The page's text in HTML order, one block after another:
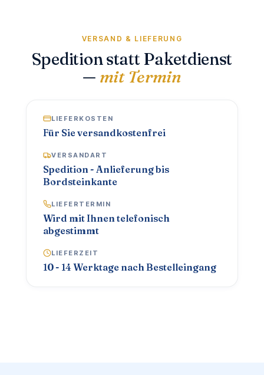
VERSAND & LIEFERUNG
Spedition statt Paketdienst
— mit Termin
LIEFERKOSTEN
Für Sie versandkostenfrei
VERSANDART
Spedition - Anlieferung bis
Bordsteinkante
LIEFERTERMIN
Wird mit Ihnen telefonisch
abgestimmt
LIEFERZEIT
10 - 14 Werktage nach Bestelleingang